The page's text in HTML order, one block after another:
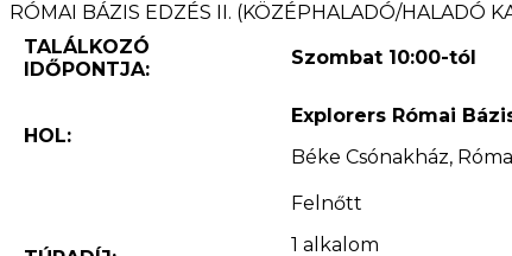
RÓMAI BÁZIS EDZÉS II. (KÖZÉPHALADÓ/HALADÓ
TALÁLKOZÓ
IDŐPONTJA:
Szombat 10:00-tól
HOL:
Explorers Római
Béke Csónakház,
Felnőtt
1 alkalom